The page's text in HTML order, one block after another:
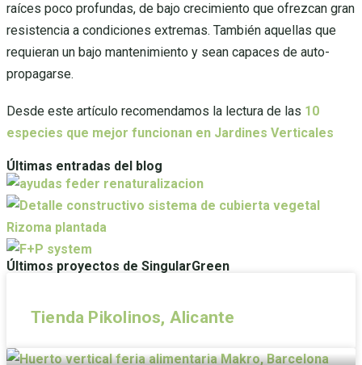
raíces poco profundas, de bajo crecimiento que ofrezcan gran
resistencia a condiciones extremas. También aquellas que
requieran un bajo mantenimiento y sean capaces de auto-
propagarse.
Desde este artículo recomendamos la lectura de las 10
especies que mejor funcionan en Jardines Verticales
Últimas entradas del blog
Últimos proyectos de SingularGreen
Tienda Pikolinos, Alicante